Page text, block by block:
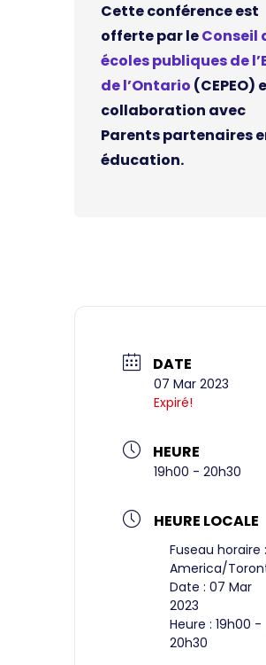
Cette conférence est
offerte par leConseil
écoles publiques de
de l’Ontario (CEPEO)
collaboration avec
Parents partenaires
éducation.
DATE
07 Mar 2023
Expiré!
HEURE
19h00 - 20h30
HEURE LOCALE
Fuseau horaire :
America/
Date : 07 Mar
2023
Heure : 19h00 -
20h30